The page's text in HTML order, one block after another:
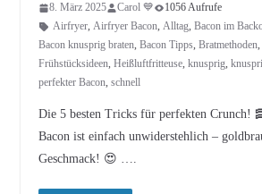
8. März 2025 Carol 💙
1056 Aufrufe
Airfryer, Airfryer Bacon, Alltag, Bacon im
Bacon knusprig braten, Bacon Tipps, Bratmethoden,
Frühstücksideen, Heißluftfritteuse, knusprig,
perfekter Bacon, schnell
Die 5 besten Tricks für perfekten Crunch!
Bacon ist einfach unwiderstehlich –
Geschmack! 😍 ….